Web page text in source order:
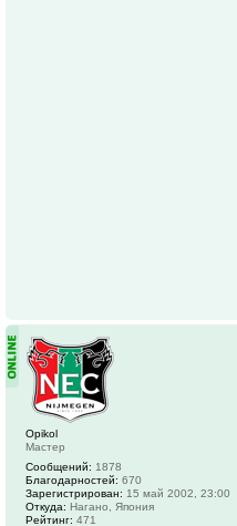
Opikol
Мастер
Сообщений: 1878
Благодарностей: 670
Зарегистрирован: 15 май 2002, 23:00
Откуда: Нагано, Япония
Рейтинг: 471